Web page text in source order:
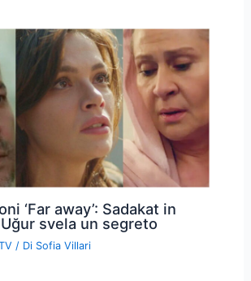
‘Far away’: Sadakat in
svela un segreto
/ Di Sofia Villari